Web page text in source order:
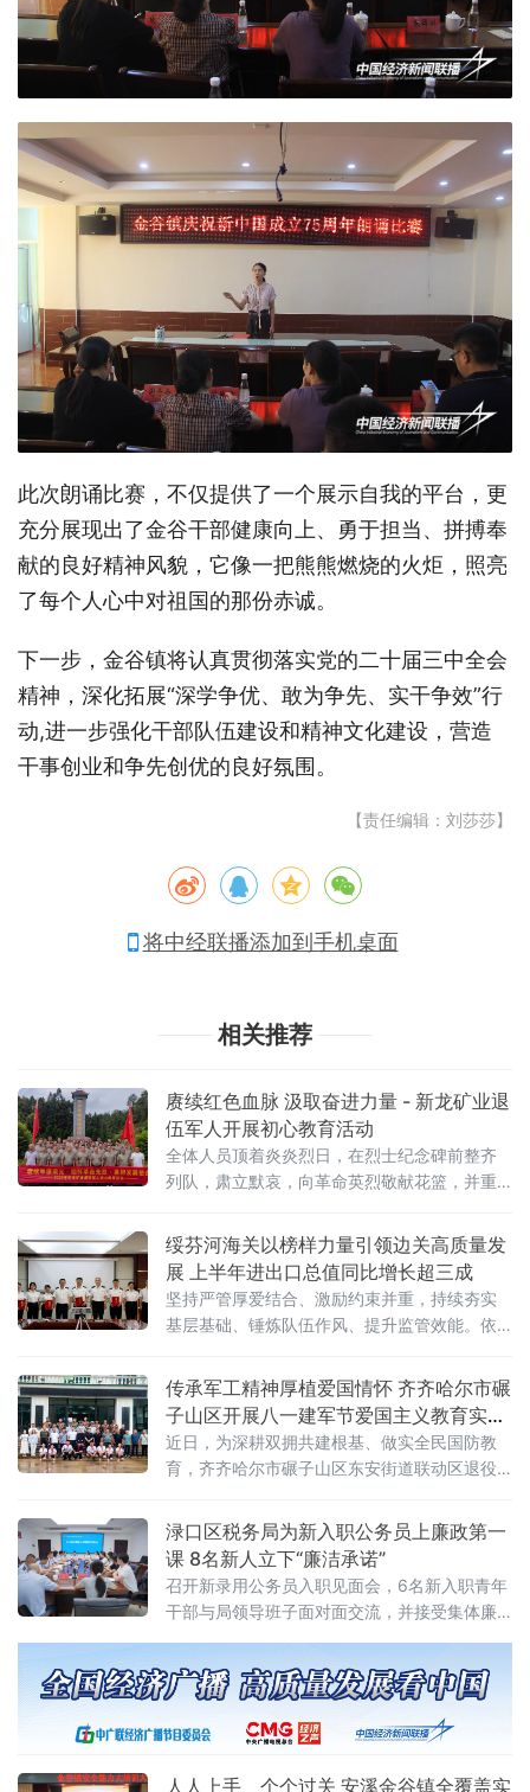
此次朗诵比赛，不仅提供了一个展示自我的平台，更
充分展现出了金谷干部健康向上、勇于担当、拼搏奉
献的良好精神风貌，它像一把熊熊燃烧的火炬，照亮
了每个人心中对祖国的那份赤诚。
下一步，金谷镇将认真贯彻落实党的二十届三中全会
精神，深化拓展“深学争优、敢为争先、实干争效”行
动,进一步强化干部队伍建设和精神文化建设，营造
干事创业和争先创优的良好氛围。
【责任编辑：刘莎莎】
将中经联播添加到手机桌面
相关推荐
赓续红色血脉 汲取奋进力量 - 新龙矿业退
伍军人开展初心教育活动
全体人员顶着炎炎烈日，在烈士纪念碑前整齐
列队，肃立默哀，向革命英烈敬献花篮，并重
表达对先烈的崇高敬意和深切追思。在雷打石
烈士陵园旁的衡宝战役
绥芬河海关以榜样力量引领边关高质量发
展 上半年进出口总值同比增长超三成
坚持严管厚爱结合、激励约束并重，持续夯实
基层基础、锤炼队伍作风、提升监管效能。依
传承军工精神厚植爱国情怀 齐齐哈尔市碾
子山区开展八一建军节爱国主义教育实践
活动
近日，为深耕双拥共建根基、做实全民国防教
育，齐齐哈尔市碾子山区东安街道联动区退役
馆红色实景阵地，开展“传承军工精神 厚植爱国
情怀”沉浸式爱国主义教育实践活动。
渌口区税务局为新入职公务员上廉政第一
课 8名新人立下“廉洁承诺”
召开新录用公务员入职见面会，6名新入职青年
干部与局领导班子面对面交流，并接受集体廉
会上，新入职青年逐一自我介绍，结合专业特
长交流工作打算。大家表示将尽快完成从学生
到税务干部的身份转变，主动向身边前辈请教
学习，立足纳税服务、税源管理等一线岗位踏
人人上手、个个过关 安溪金谷镇全覆盖实